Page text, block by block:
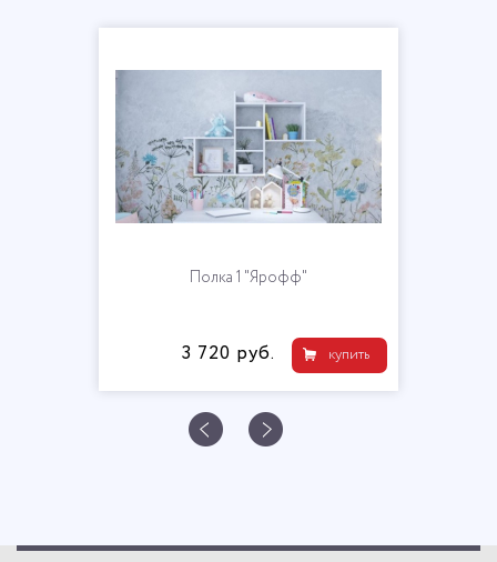
Полка 1 "Ярофф"
купить
3 720 руб.